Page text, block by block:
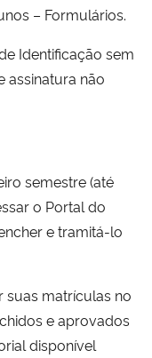
– Formulários.
Identificação sem
assinatura não
semestre (até
o Portal do
e tramitá-lo
suas matrículas no
e aprovados
disponível